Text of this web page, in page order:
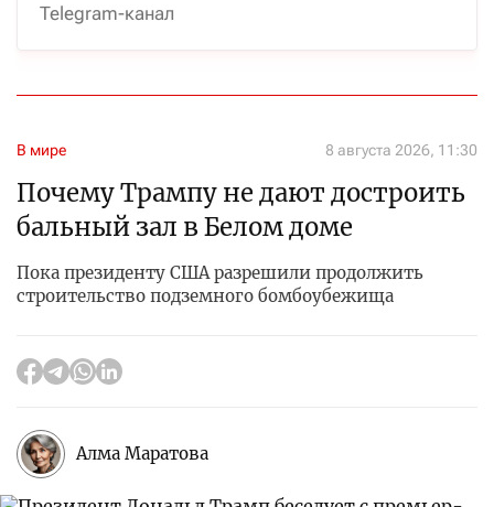
Telegram-канал
В мире 8 августа 2026, 11:30
Почему Трампу не дают достроить
бальный зал в Белом доме
Пока президенту США разрешили продолжить
строительство подземного бомбоубежища
Алма Маратова